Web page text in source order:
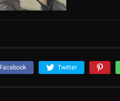
Facebook Twitter